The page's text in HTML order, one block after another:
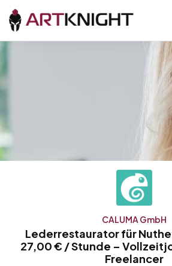
CALUMA GmbH
Lederrestaurator für
27,00 € / Stunde –
Freelancer